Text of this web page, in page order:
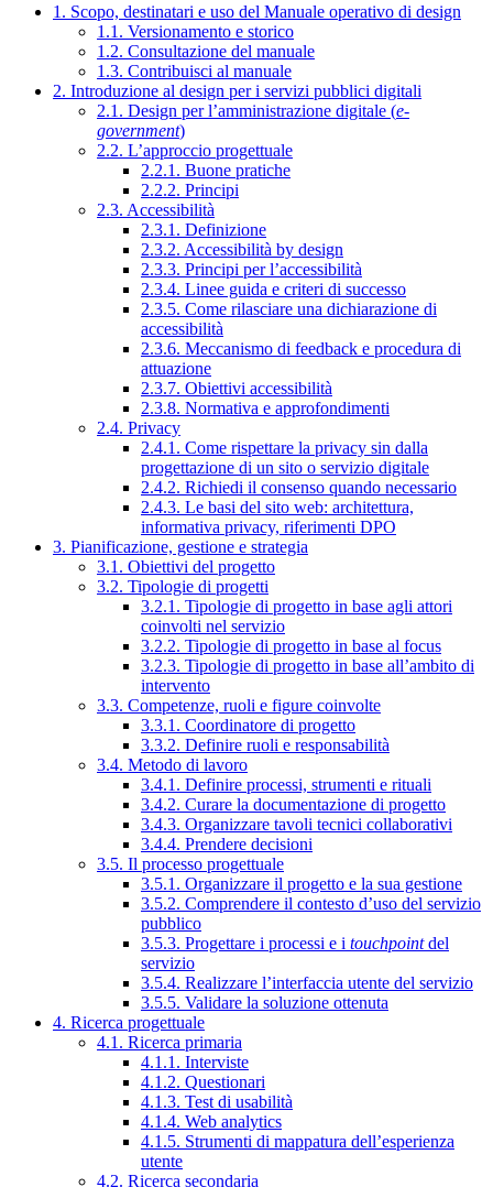
1. Scopo, destinatari e uso del Manuale operativo di design
1.1. Versionamento e storico
1.2. Consultazione del manuale
1.3. Contribuisci al manuale
2. Introduzione al design per i servizi pubblici digitali
2.1. Design per l’amministrazione digitale (e-
government)
2.2. L’approccio progettuale
2.2.1. Buone pratiche
2.2.2. Principi
2.3. Accessibilità
2.3.1. Definizione
2.3.2. Accessibilità by design
2.3.3. Principi per l’accessibilità
2.3.4. Linee guida e criteri di successo
2.3.5. Come rilasciare una dichiarazione di
accessibilità
2.3.6. Meccanismo di feedback e procedura di
attuazione
2.3.7. Obiettivi accessibilità
2.3.8. Normativa e approfondimenti
2.4. Privacy
2.4.1. Come rispettare la privacy sin dalla
progettazione di un sito o servizio digitale
2.4.2. Richiedi il consenso quando necessario
2.4.3. Le basi del sito web: architettura,
informativa privacy, riferimenti DPO
3. Pianificazione, gestione e strategia
3.1. Obiettivi del progetto
3.2. Tipologie di progetti
3.2.1. Tipologie di progetto in base agli attori
coinvolti nel servizio
3.2.2. Tipologie di progetto in base al focus
3.2.3. Tipologie di progetto in base all’ambito di
intervento
3.3. Competenze, ruoli e figure coinvolte
3.3.1. Coordinatore di progetto
3.3.2. Definire ruoli e responsabilità
3.4. Metodo di lavoro
3.4.1. Definire processi, strumenti e rituali
3.4.2. Curare la documentazione di progetto
3.4.3. Organizzare tavoli tecnici collaborativi
3.4.4. Prendere decisioni
3.5. Il processo progettuale
3.5.1. Organizzare il progetto e la sua gestione
3.5.2. Comprendere il contesto d’uso del servizio
pubblico
3.5.3. Progettare i processi e i touchpointdel
servizio
3.5.4. Realizzare l’interfaccia utente del servizio
3.5.5. Validare la soluzione ottenuta
4. Ricerca progettuale
4.1. Ricerca primaria
4.1.1. Interviste
4.1.2. Questionari
4.1.3. Test di usabilità
4.1.4. Web analytics
4.1.5. Strumenti di mappatura dell’esperienza
utente
4.2. Ricerca secondaria